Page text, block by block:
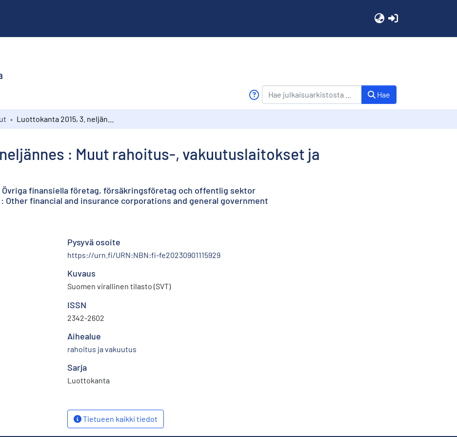
Hae
: Muut rahoitus-, vakuutuslaitokset ja
finansiella företag, försäkringsföretag och offentlig sektor
Other financial and insurance corporations and general government
Pysyvä osoite
https://urn.fi/URN:NBN:fi-fe20230901115929
Kuvaus
Suomen virallinen tilasto (SVT)
ISSN
2342-2602
Aihealue
rahoitus ja vakuutus
Sarja
Luottokanta
Tietueen kaikki tiedot